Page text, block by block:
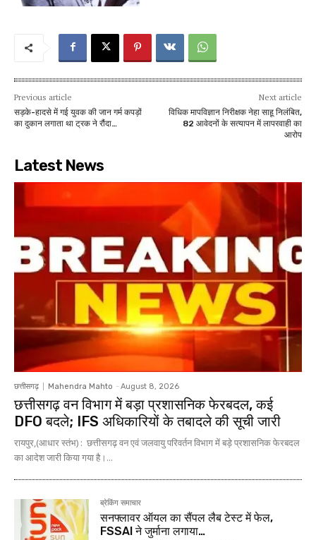
Previous article
सड़के-हादसे में गई युवक की जान गर्म कपड़ों
का दुकान लगाता था ट्रक ने रौंदा…
Next article
विधिक मापविज्ञान निरीक्षक नेहा साहू निलंबित,
82 आवेदनों के सत्यापन में लापरवाही का
आरोप
Latest News
छत्तीसगढ़ Mahendra Mahto - August 8, 2026
छत्तीसगढ़ वन विभाग में बड़ा प्रशासनिक फेरबदल, कई
DFO बदले; IFS अधिकारियों के तबादले की सूची जारी
रायपुर,(आधार स्तंभ) : छत्तीसगढ़ वन एवं जलवायु परिवर्तन विभाग में बड़े प्रशासनिक फेरबदल
का आदेश जारी किया गया है।...
ब्रेकिंग समाचार
सनफ्लावर ऑयल का सैंपल लैब टेस्ट में फेल,
FSSAI ने जुर्माना लगाया…